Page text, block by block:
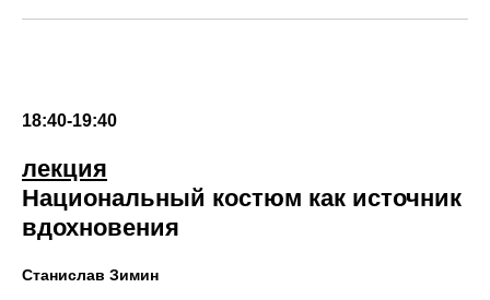
18:40-19:40
лекция
Национальный костюм как источник
вдохновения
Станислав Зимин